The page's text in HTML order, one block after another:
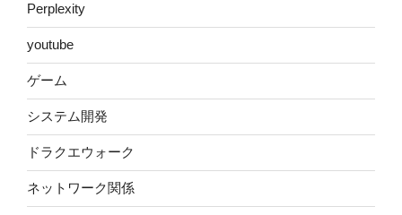
Perplexity
youtube
ゲーム
システム開発
ドラクエウォーク
ネットワーク関係